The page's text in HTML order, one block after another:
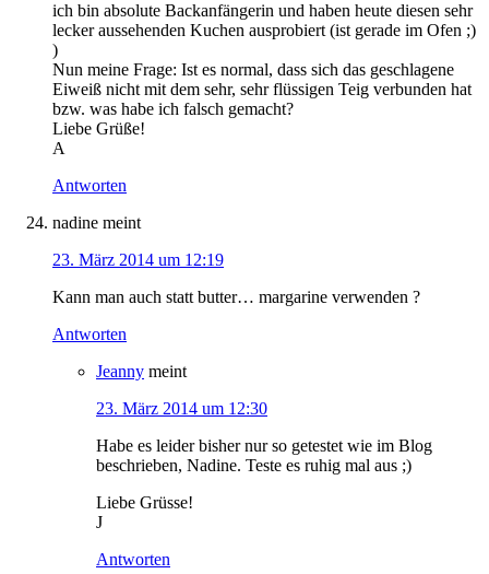
ich bin absolute Backanfängerin und haben heute diesen sehr
lecker aussehenden Kuchen ausprobiert (ist gerade im Ofen ;)
)
Nun meine Frage: Ist es normal, dass sich das geschlagene
Eiweiß nicht mit dem sehr, sehr flüssigen Teig verbunden hat
bzw. was habe ich falsch gemacht?
Liebe Grüße!
A
Antworten
nadine meint
23. März 2014 um 12:19
Kann man auch statt butter… margarine verwenden ?
Antworten
Jeanny meint
23. März 2014 um 12:30
Habe es leider bisher nur so getestet wie im Blog
beschrieben, Nadine. Teste es ruhig mal aus ;)
Liebe Grüsse!
J
Antworten